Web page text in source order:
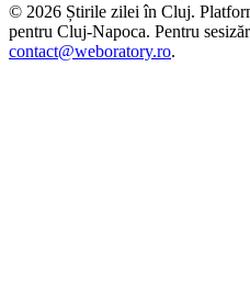
© 2026 Știrile zilei în Cluj.
pentru Cluj-Napoca. Pentru
contact@weboratory.ro.